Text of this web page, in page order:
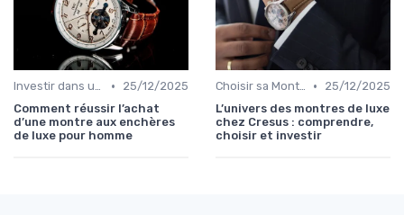
Investir dans une Montre de Luxe •
25/12/2025
Comment réussir l’achat
d’une montre aux enchères
de luxe pour homme
Choisir sa Montre de Luxe •
25/12/2025
L’univers des montres de luxe
chez Cresus : comprendre,
choisir et investir